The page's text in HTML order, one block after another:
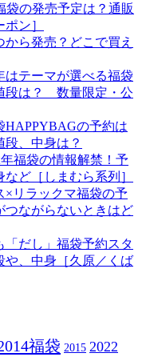
袋の発売予定は？通販
ン］
から発売？どこで買え
はテーマが選べる福袋
段は？ 数量限定・公
HAPPYBAGの予約は
、中身は？
年福袋の情報解禁！予
ど［しまむら系列］
×リラックマ福袋の予
つながらないときはど
「だし」福袋予約スタ
や、中身［久原／くば
福袋 2015 2022